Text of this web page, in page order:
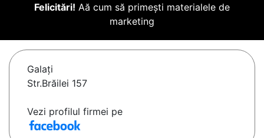
Felicitări! Aă cum să primești materialele de
marketing
Galaţi
Str.Brăilei 157
Vezi profilul firmei pe